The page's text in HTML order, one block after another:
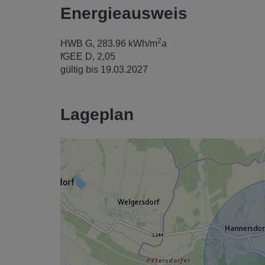
Energieausweis
HWB G, 283.96 kWh/m2a
fGEE D, 2,05
gültig bis 19.03.2027
Lageplan